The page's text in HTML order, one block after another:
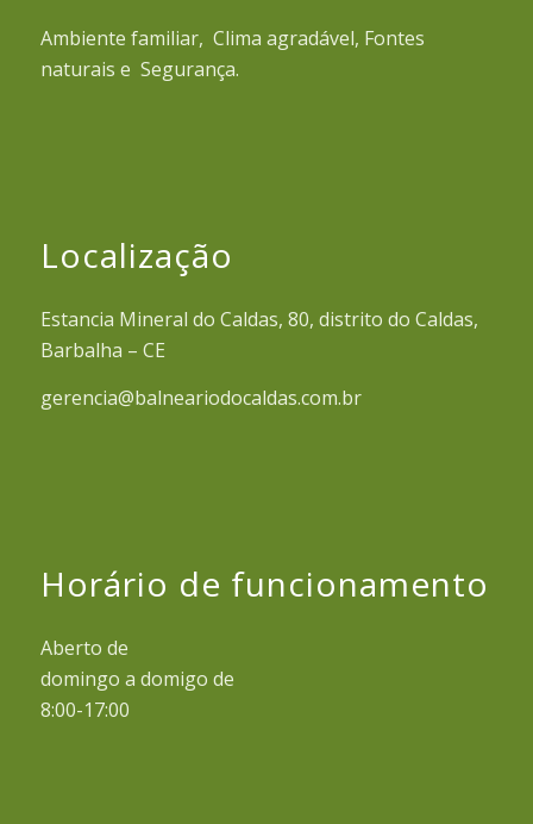
Ambiente familiar, Clima agradável, Fontes
naturais e Segurança.
Localização
Estancia Mineral do Caldas, 80, distrito do Caldas,
Barbalha – CE
gerencia@balneariodocaldas.com.br
Horário de funcionamento
Aberto de
domingo a domigo de
8:00-17:00